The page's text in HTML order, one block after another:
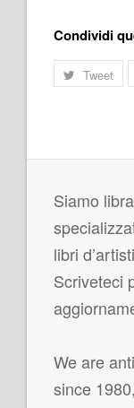
Condividi
Tweet
Siamo
libri
Scriveteci
We are
since